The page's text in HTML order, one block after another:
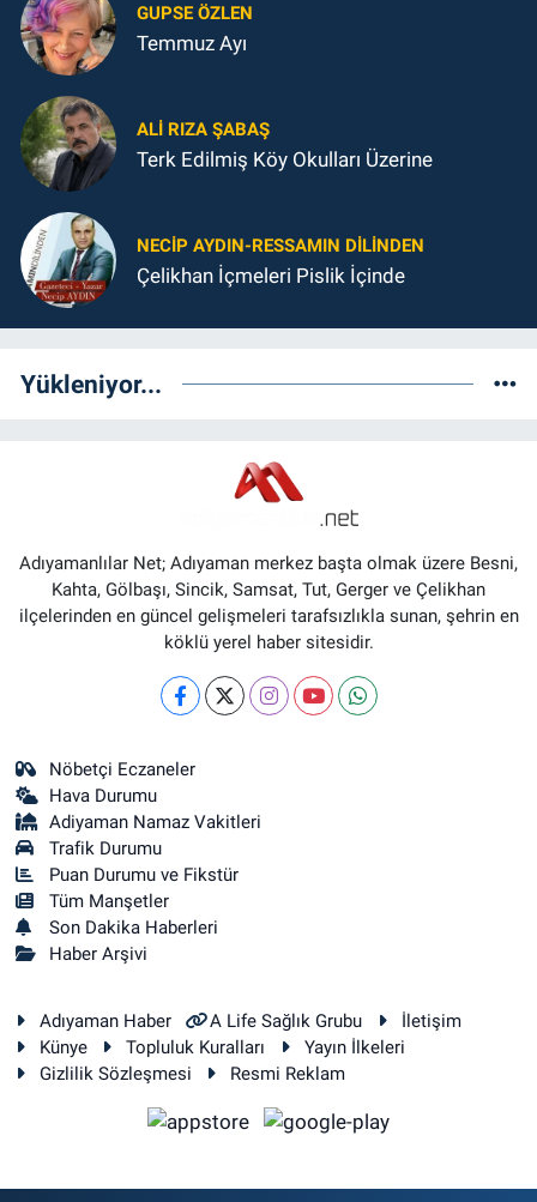
GUPSE ÖZLEN
Temmuz Ayı
ALI RIZA ŞABAŞ
Terk Edilmiş Köy Okulları Üzerine
NECIP AYDIN-RESSAMIN DILINDEN
Çelikhan İçmeleri Pislik İçinde
Yükleniyor...
Adıyamanlılar Net; Adıyaman merkez başta olmak üzere Besni,
Kahta, Gölbaşı, Sincik, Samsat, Tut, Gerger ve Çelikhan
ilçelerinden en güncel gelişmeleri tarafsızlıkla sunan, şehrin en
köklü yerel haber sitesidir.
Nöbetçi Eczaneler
Hava Durumu
Adiyaman Namaz Vakitleri
Trafik Durumu
Puan Durumu ve Fikstür
Tüm Manşetler
Son Dakika Haberleri
Haber Arşivi
Adıyaman Haber A Life Sağlık Grubu
İletişim
Künye
Topluluk Kuralları
Yayın İlkeleri
Gizlilik Sözleşmesi
Resmi Reklam